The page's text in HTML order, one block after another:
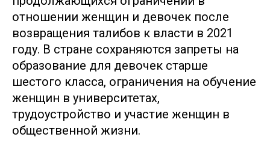
отношении женщин и девочек после
возвращения талибов к власти в 2021
году. В стране сохраняются запреты на
образование для девочек старше
шестого класса, ограничения на обучение
женщин в университетах,
трудоустройство и участие женщин в
общественной жизни.